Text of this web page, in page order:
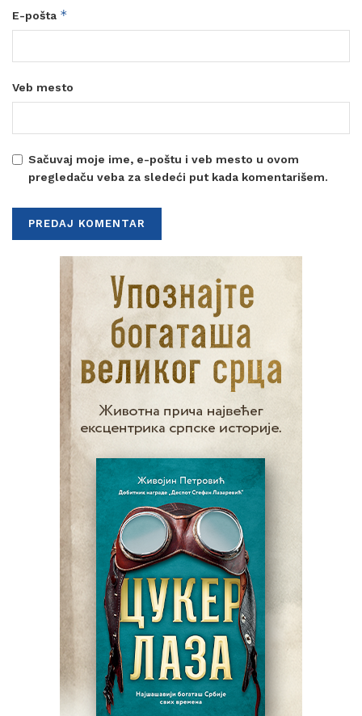
E-pošta *
Veb mesto
Sačuvaj moje ime, e-poštu i veb mesto u ovom
pregledaču veba za sledeći put kada komentarišem.